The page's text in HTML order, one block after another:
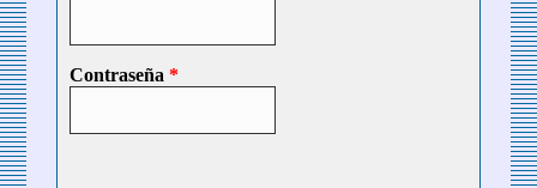
Contraseña *